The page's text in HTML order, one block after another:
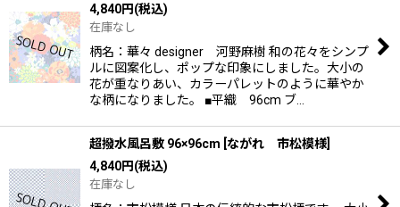
4,840円(税込)
在庫なし
柄名：華々 designer 河野麻樹 和の花々をシンプ
ルに図案化し、ポップな印象にしました。大小の
花が重なりあい、カラーパレットのように華やか
な柄になりました。 ■平織 96cm ブ…
超撥水風呂敷 96×96cm ながれ 市松模様
4,840円(税込)
在庫なし